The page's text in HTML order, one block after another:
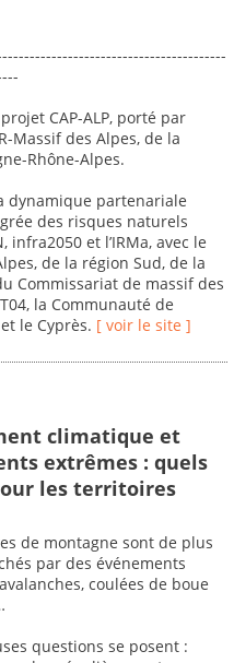
CAP-ALP, porté par
Massif des Alpes, de la
Rhône-Alpes.
dynamique partenariale
des risques naturels
infra2050 et l’IRMa, avec le
de la région Sud, de la
Commissariat de massif des
la Communauté de
le Cyprès. [ voir le site ]
climatique et
extrêmes : quels
les territoires
de montagne sont de plus
par des événements
coulées de boue
questions se posent :